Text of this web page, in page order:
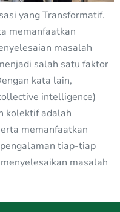
yang Transformatif.
memanfaatkan
masalah
salah satu faktor
kata lain,
intelligence)
kolektif adalah
memanfaatkan
tiap-tiap
masalah